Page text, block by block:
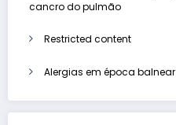
cancro do pulmão
Restricted content
Alergias em época balnear